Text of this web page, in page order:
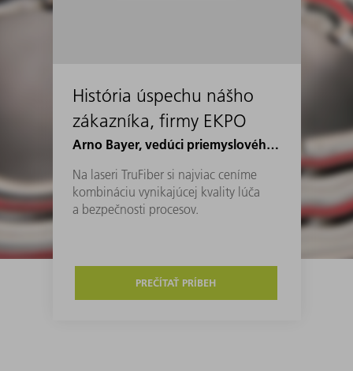
História úspechu nášho
zákazníka, firmy EKPO
Arno Bayer, vedúci priemyslového inžinierstva vo firme EKPO
Na laseri TruFiber si najviac ceníme
kombináciu vynikajúcej kvality lúča
a bezpečnosti procesov.
PREČÍTAŤ PRÍBEH